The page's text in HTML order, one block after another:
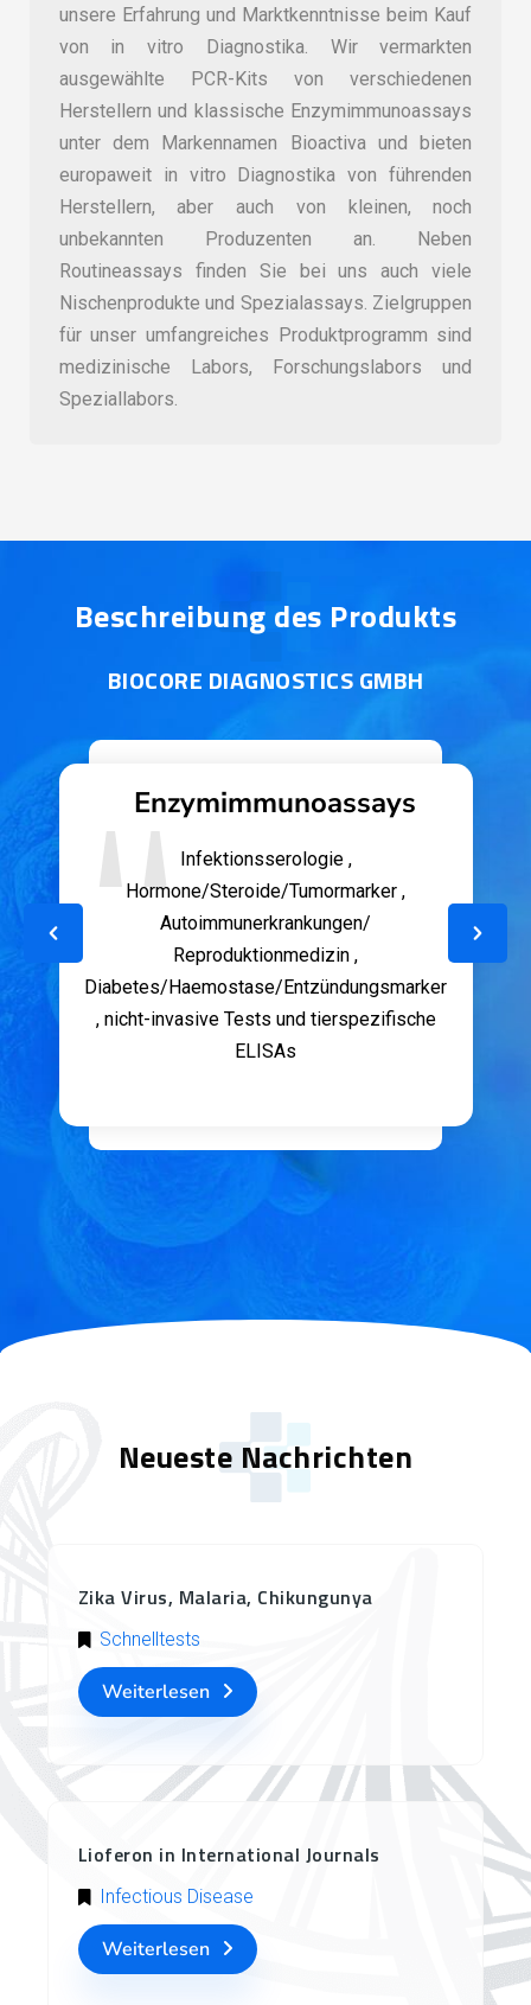
unsere Erfahrung und Marktkenntnisse beim Kauf
von in vitro Diagnostika. Wir vermarkten
ausgewählte PCR-Kits von verschiedenen
Herstellern und klassische Enzymimmunoassays
unter dem Markennamen Bioactiva und bieten
europaweit in vitro Diagnostika von führenden
Herstellern, aber auch von kleinen, noch
unbekannten Produzenten an. Neben
Routineassays finden Sie bei uns auch viele
Nischenprodukte und Spezialassays. Zielgruppen
für unser umfangreiches Produktprogramm sind
medizinische Labors, Forschungslabors und
Speziallabors.
Beschreibung des Produkts
BIOCORE DIAGNOSTICS GMBH
Infektionsserologie ,
Hormone/Steroide/Tumormarker ,
Autoimmunerkrankungen/
Reproduktionmedizin ,
Diabetes/Haemostase/Entzündungsmarker
, nicht-invasive Tests und tierspezifische
ELISAs
Enzymimmunoassays
Neueste Nachrichten
Zika Virus, Malaria, Chikungunya
Schnelltests
Weiterlesen
Lioferon in International Journals
Infectious Disease
Weiterlesen